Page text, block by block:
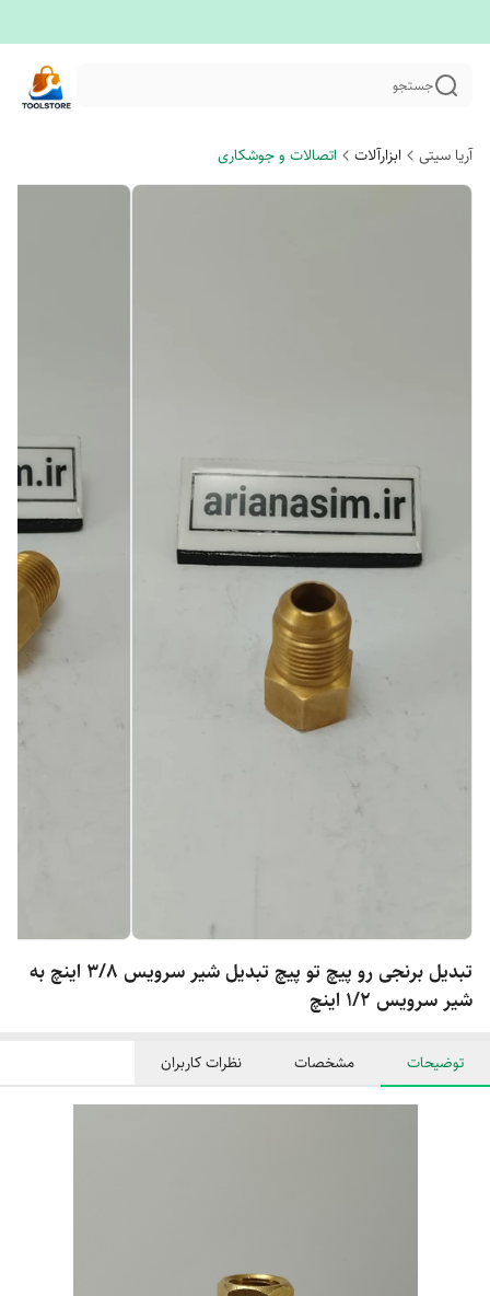
جستجو
آریا سیتی ابزارآلات اتصالات و جوشکاری
تبدیل برنجی رو پیچ تو پیچ تبدیل شیر سرویس 3/8 اینچ به
شیر سرویس 1/2 اینچ
توضیحات مشخصات نظرات کاربران